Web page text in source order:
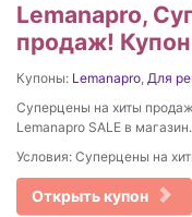
Lemanapro,
продаж!
Купоны: Lemanapro, Для
Суперцены на хиты
Lemanapro SALE в магазин.
Условия: Суперцены на
Открыть купон